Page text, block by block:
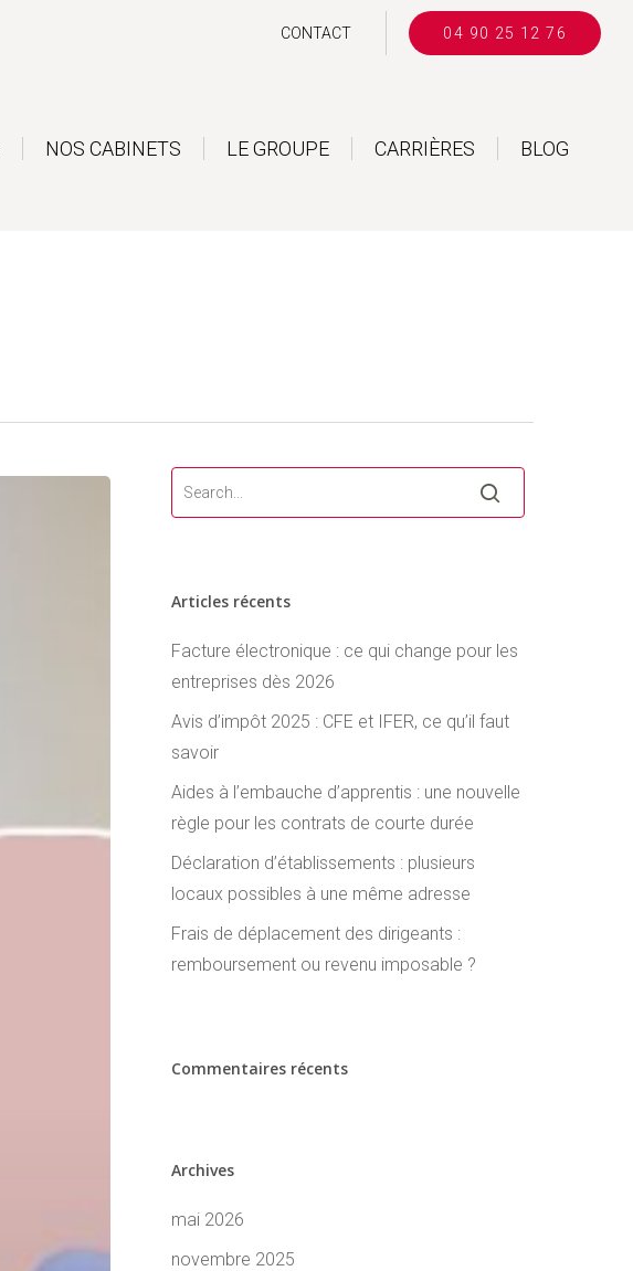
CONTACT 04 90 25 12 76
NOS CABINETS LE GROUPE CARRIÈRES BLOG
Articles récents
Facture électronique : ce qui change pour les
entreprises dès 2026
Avis d’impôt 2025 : CFE et IFER, ce qu’il faut
savoir
Aides à l’embauche d’apprentis : une nouvelle
règle pour les contrats de courte durée
Déclaration d’établissements : plusieurs
locaux possibles à une même adresse
Frais de déplacement des dirigeants :
remboursement ou revenu imposable ?
Commentaires récents
Archives
mai 2026
novembre 2025